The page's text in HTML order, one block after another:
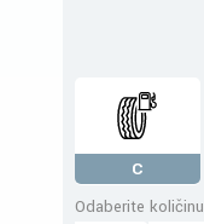
C
Odaberite količinu